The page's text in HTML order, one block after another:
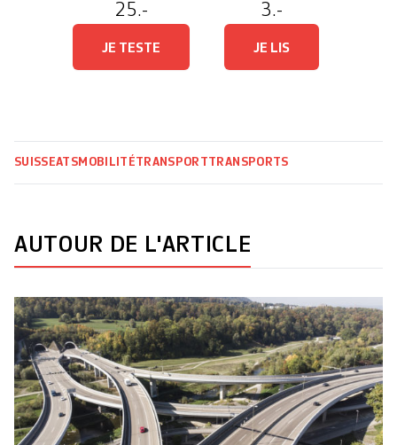
25.-
JE TESTE
3.-
JE LIS
SUISSEATS MOBILITÉTRANSPORTTRANSPORTS
AUTOUR DE L'ARTICLE